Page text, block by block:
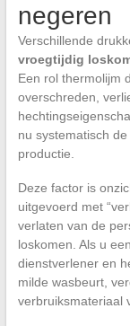
negeren
Verschillende
vroegtijdig
Een rol thermolijm
overschreden,
nu systematisch
productie.
Deze factor is
uitgevoerd met
verlaten van de
loskomen. Als u
dienstverlener en
milde wasbeurt,
verbruiksmateriaal